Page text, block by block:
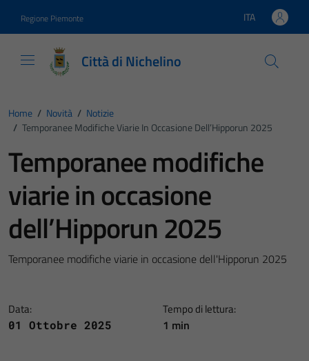
Regione Piemonte Lingua attiva:
ITA
Città di Nichelino
Home / Novità / Notizie
/ Temporanee Modifiche Viarie In Occasione Dell’Hipporun 2025
Temporanee modifiche
viarie in occasione
dell’Hipporun 2025
Temporanee modifiche viarie in occasione dell'Hipporun 2025
Data:
01 Ottobre 2025
Tempo di lettura:
1 min